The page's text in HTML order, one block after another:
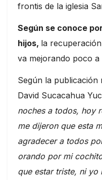
frontis de la iglesia
Según se conoce
hijos, la
va mejorando poco a
Según la publicación
David Sucacahua
noches a todos, hoy
me dijeron que esta
agradecer a todos
orando por mi
que estar triste, ni yo